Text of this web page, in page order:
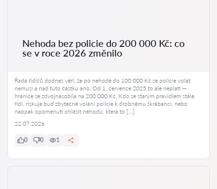
Nehoda bez policie do 200 000 Kč: co
se v roce 2026 změnilo
Řada řidičů dodnes věří, že po nehodě do 100 000 Kč se policie volat
nemusí a nad tuto částku ano. Od 1. července 2025 to ale neplatí —
hranice se zdvojnásobila na 200 000 Kč. Kdo se starým pravidlem stále
řídí, riskuje buď zbytečné volání policie k drobnému škrábanci, nebo
naopak opomenutí ohlásit nehodu, která to […]
22.07.2026
0 0 1